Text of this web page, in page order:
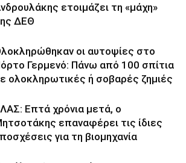
ετοιμάζει τη «μάχη»
ΔΕΘ
οι αυτοψίες στο
Γερμενό: Πάνω από 100 σπίτια
ολοκληρωτικές ή σοβαρές ζημιές
Επτά χρόνια μετά, ο
επαναφέρει τις ίδιες
για τη βιομηχανία